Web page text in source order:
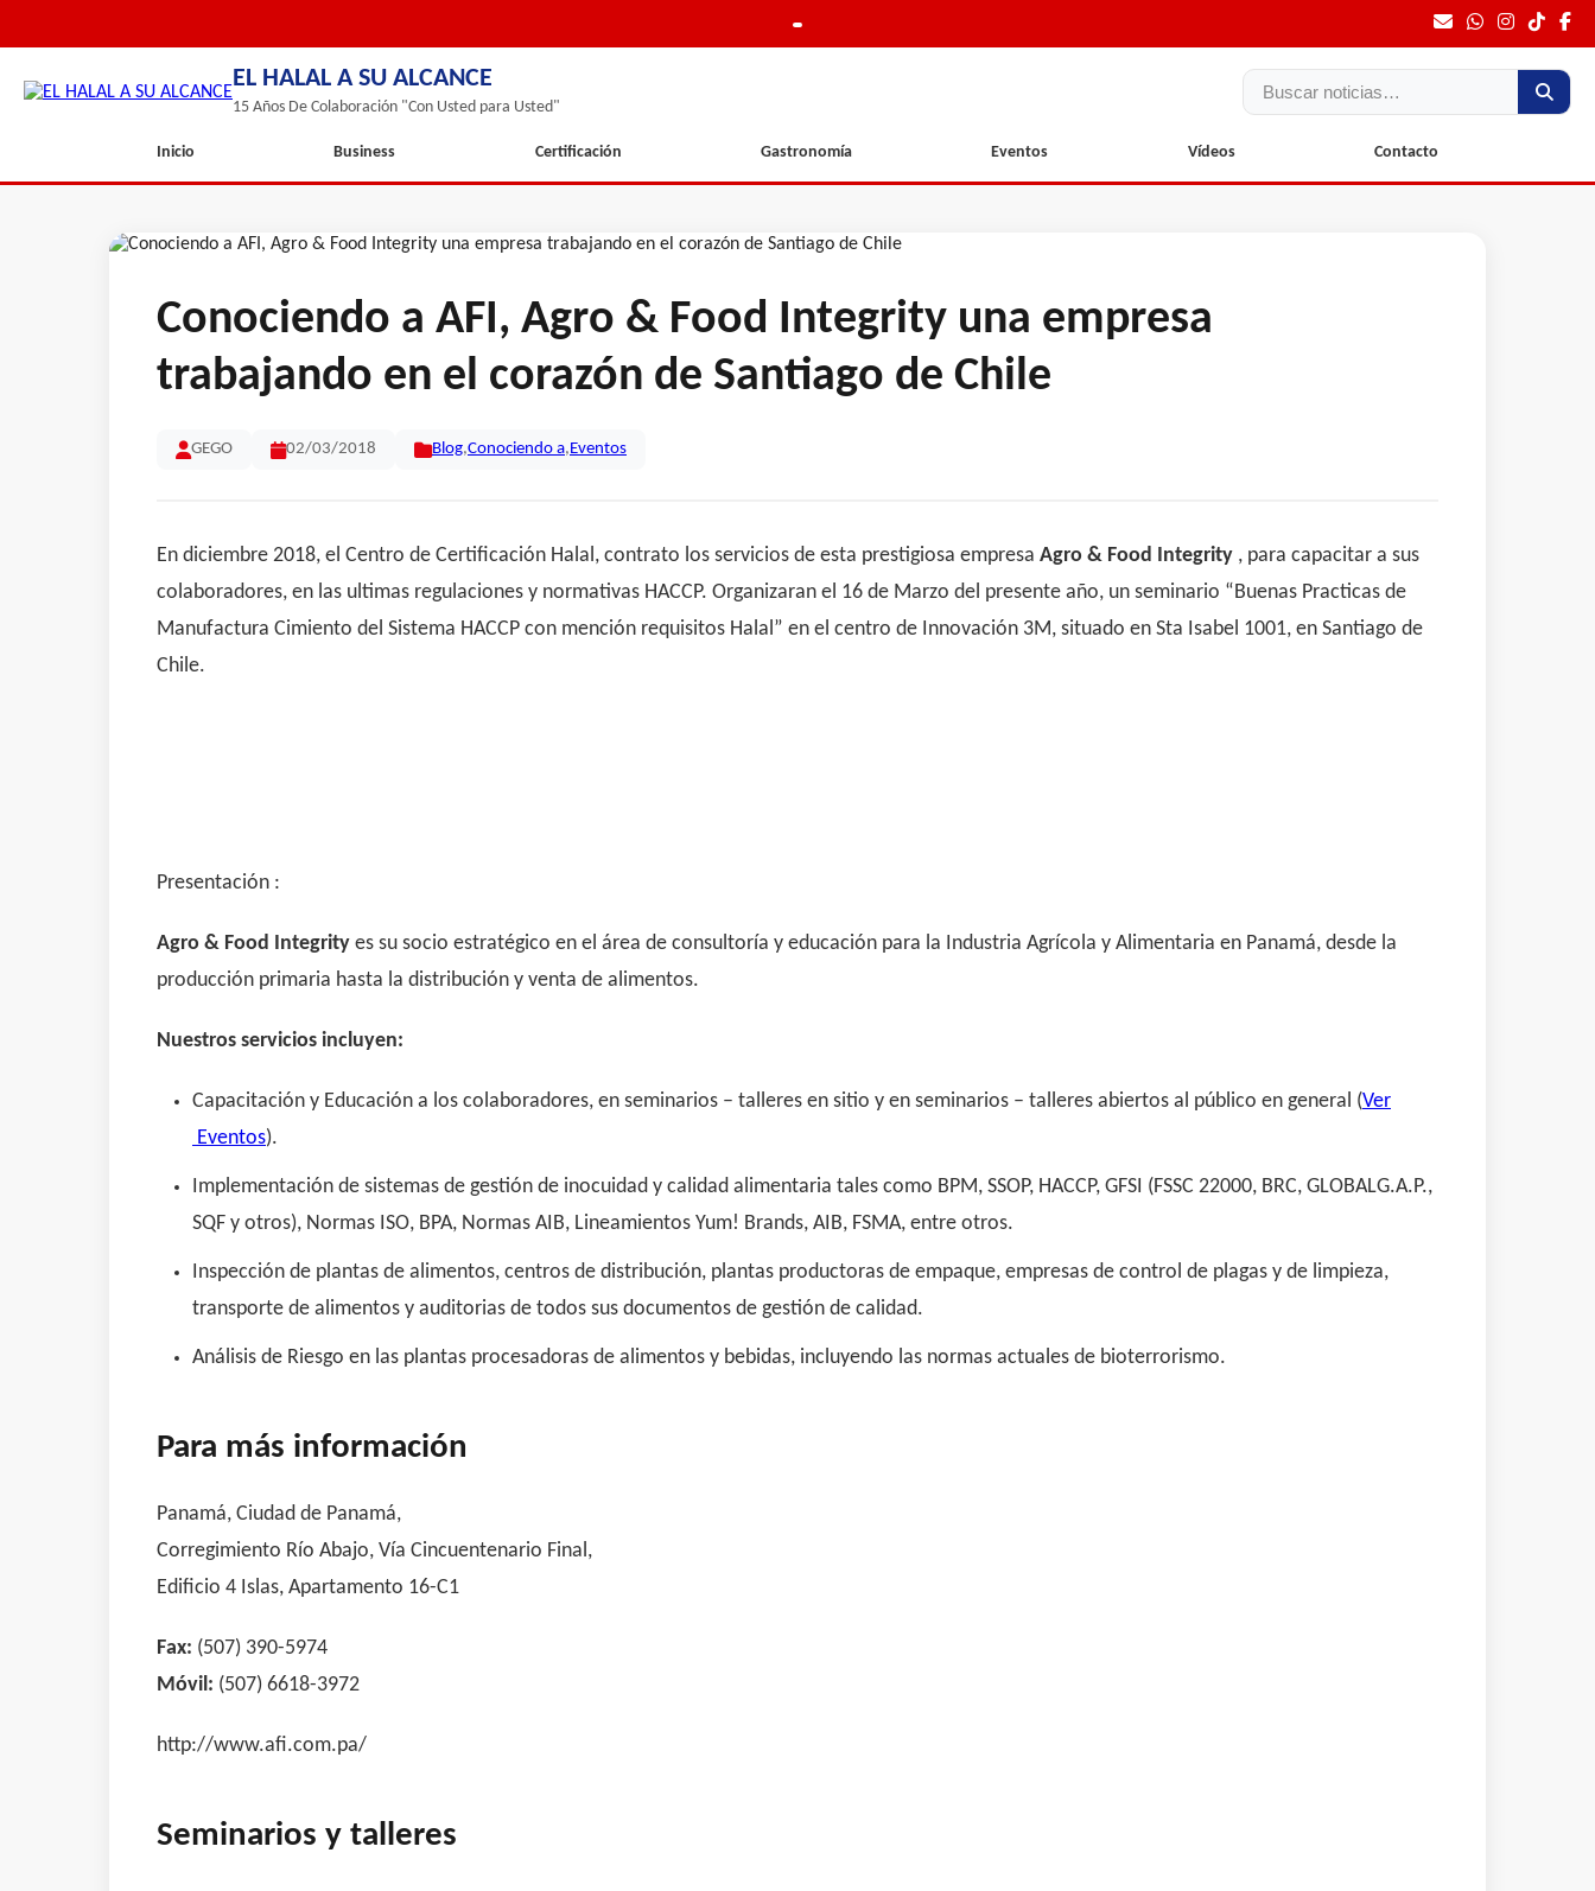
EL HALAL A SU ALCANCE
15 Años De Colaboración "Con Usted para Usted"
Buscar
Inicio Business Certificación Gastronomía Eventos Vídeos Contacto
Conociendo a AFI, Agro & Food Integrity una empresa
trabajando en el corazón de Santiago de Chile
GEGO 02/03/2018 Blog,Conociendo a,Eventos
En diciembre 2018, el Centro de Certificación Halal, contrato los servicios de esta prestigiosa empresa Agro & Food Integrity , para capacitar a sus
colaboradores, en las ultimas regulaciones y normativas HACCP. Organizaran el 16 de Marzo del presente año, un seminario “Buenas Practicas de
Manufactura Cimiento del Sistema HACCP con mención requisitos Halal” en el centro de Innovación 3M, situado en Sta Isabel 1001, en Santiago de
Chile.
Presentación :
Agro & Food Integrity es su socio estratégico en el área de consultoría y educación para la Industria Agrícola y Alimentaria en Panamá, desde la
producción primaria hasta la distribución y venta de alimentos.
Nuestros servicios incluyen:
Capacitación y Educación a los colaboradores, en seminarios – talleres en sitio y en seminarios – talleres abiertos al público en general (Ver
Eventos).
Implementación de sistemas de gestión de inocuidad y calidad alimentaria tales como BPM, SSOP, HACCP, GFSI (FSSC 22000, BRC, GLOBALG.A.P.,
SQF y otros), Normas ISO, BPA, Normas AIB, Lineamientos Yum! Brands, AIB, FSMA, entre otros.
Inspección de plantas de alimentos, centros de distribución, plantas productoras de empaque, empresas de control de plagas y de limpieza,
transporte de alimentos y auditorias de todos sus documentos de gestión de calidad.
Análisis de Riesgo en las plantas procesadoras de alimentos y bebidas, incluyendo las normas actuales de bioterrorismo.
Para más información
Panamá, Ciudad de Panamá,
Corregimiento Río Abajo, Vía Cincuentenario Final,
Edificio 4 Islas, Apartamento 16-C1
Fax: (507) 390-5974
Móvil: (507) 6618-3972
http://www.afi.com.pa/
Seminarios y talleres